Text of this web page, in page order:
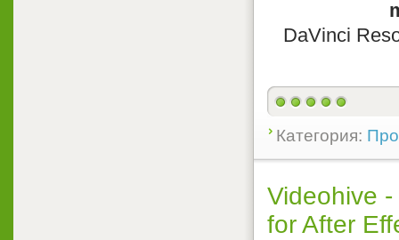
DaVinci
Категория:
Videohive
for After